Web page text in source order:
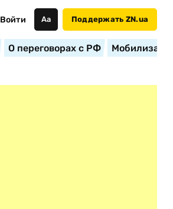
Войти Аа Поддержать ZN.ua
О переговорах с РФ